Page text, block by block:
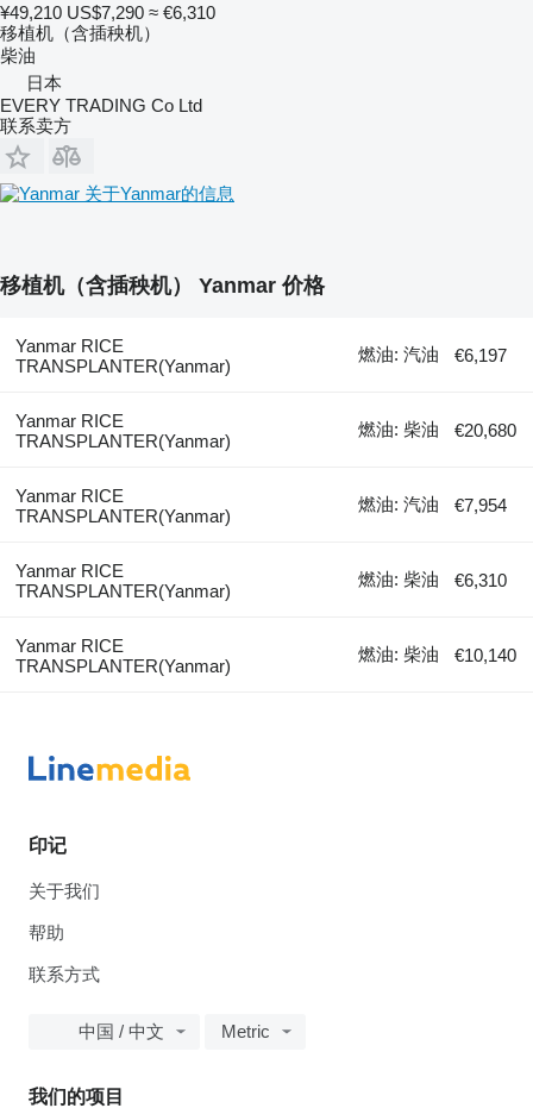
¥49,210 US$7,290 ≈ €6,310
移植机（含插秧机）
柴油
日本
EVERY TRADING Co Ltd
联系卖方
关于Yanmar的信息
移植机（含插秧机） Yanmar 价格
Yanmar RICE
TRANSPLANTER(Yanmar)
燃油: 汽油 €6,197
Yanmar RICE
TRANSPLANTER(Yanmar)
燃油: 柴油 €20,680
Yanmar RICE
TRANSPLANTER(Yanmar)
燃油: 汽油 €7,954
Yanmar RICE
TRANSPLANTER(Yanmar)
燃油: 柴油 €6,310
Yanmar RICE
TRANSPLANTER(Yanmar)
燃油: 柴油 €10,140
印记
关于我们
帮助
联系方式
中国 / 中文 Metric
我们的项目